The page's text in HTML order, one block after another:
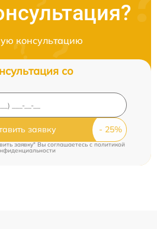
консультацию
со
заявку
заявку" Вы соглашаетесь c политикой